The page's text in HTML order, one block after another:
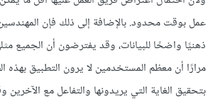
عمل بوقت محدود. بالإضافة إلى ذلك فإن
ذهنيًا واضحًا للبيانات، وقد يفترضون أن الجميع
مرارًا أن معظم المستخدمين لا يرون التطبيق بهذه
بتحقيق الغاية التي يريدونها والتفاعل مع